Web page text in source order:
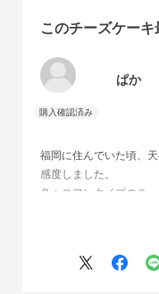
このチーズケーキ
ぱか
福岡に住んでいた頃、
感度しました。
色々スフレタイプのチ
福岡を離れてからも定